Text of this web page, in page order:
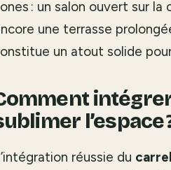
: un salon ouvert sur la
une terrasse
un atout solide
l’espace
réussie du